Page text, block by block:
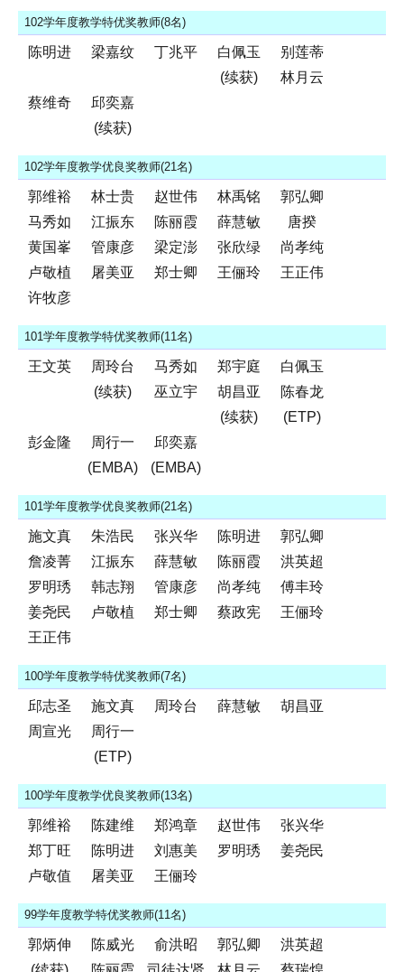
102学年度教学特优奖教师(8名)
陈明进 梁嘉纹 丁兆平
白佩玉
(续获)
别莲蒂
林月云
蔡维奇
邱奕嘉
(续获)
102学年度教学优良奖教师(21名)
郭维裕 林士贵 赵世伟 林禹铭
郭弘卿
马秀如
江振东 陈丽霞 薛慧敏
唐揆
黄国峯
管康彦 梁定澎 张欣绿
尚孝纯
卢敬植
屠美亚 郑士卿 王俪玲
王正伟
许牧彦
101学年度教学特优奖教师(11名)
王文英
周玲台
(续获)
马秀如 郑宇庭
白佩玉
巫立宇
胡昌亚
(续获)
陈春龙
(ETP)
彭金隆
周行一
(EMBA)
邱奕嘉
(EMBA)
101学年度教学优良奖教师(21名)
施文真 朱浩民 张兴华 陈明进
郭弘卿
詹凌菁
江振东 薛慧敏 陈丽霞
洪英超
罗明琇
韩志翔 管康彦 尚孝纯
傅丰玲
姜尧民
卢敬植 郑士卿 蔡政宪
王俪玲
王正伟
100学年度教学特优奖教师(7名)
邱志圣 施文真 周玲台 薛慧敏
胡昌亚
周宣光
周行一
(ETP)
100学年度教学优良奖教师(13名)
郭维裕 陈建维 郑鸿章 赵世伟
张兴华
郑丁旺
陈明进 刘惠美 罗明琇
姜尧民
卢敬值
屠美亚 王俪玲
99学年度教学特优奖教师(11名)
郭炳伸
陈威光 俞洪昭 郭弘卿
洪英超